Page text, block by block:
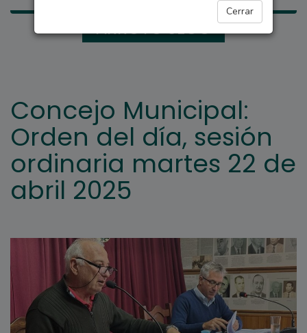
Cerrar
ARROYO SECO
Concejo Municipal:
Orden del día, sesión
ordinaria martes 22 de
abril 2025